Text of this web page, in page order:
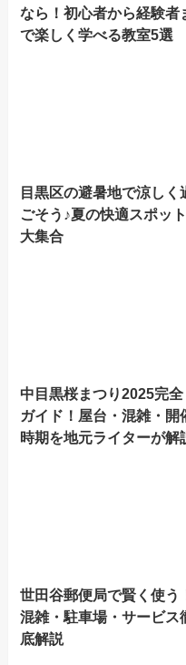
なら！初心者から経験者
で楽しく学べる教室5選
目黒区の避暑地で涼しく
ごそう♪夏の快適スポット
大集合
中目黒桜まつり2025完全
ガイド！屋台・混雑・開
時期を地元ライターが解
世田谷郵便局で賢く使う
混雑・駐車場・サービス
底解説